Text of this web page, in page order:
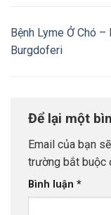
Bệnh Lyme Ở Chó –
Burgdoferi
Để lại một
Email của bạn
trường bắt buộc
Bình luận *